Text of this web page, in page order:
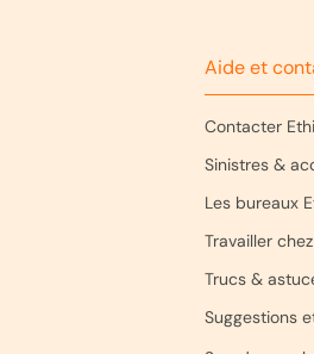
Aide et
Contacter
Sinistres &
Les bureaux
Travailler
Trucs &
Suggestions